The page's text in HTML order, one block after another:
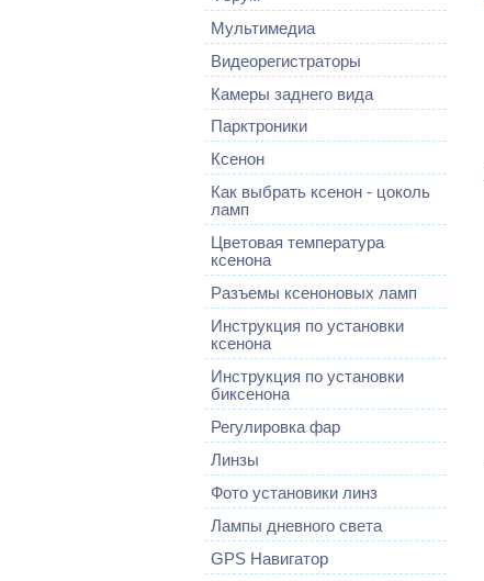
Мультимедиа
Видеорегистраторы
Камеры заднего вида
Парктроники
Ксенон
Как выбрать ксенон - цоколь
ламп
Цветовая температура
ксенона
Разъемы ксеноновых ламп
Инструкция по установки
ксенона
Инструкция по установки
биксенона
Регулировка фар
Линзы
Фото установики линз
Лампы дневного света
GPS Навигатор